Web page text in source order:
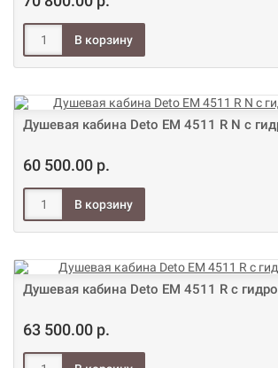
Душевая кабина Deto ЕМ 4511 R N с
60 500.00 р.
Душевая кабина Deto ЕМ 4511 R с
63 500.00 р.